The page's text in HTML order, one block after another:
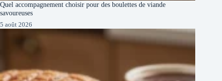
Quel accompagnement choisir pour des boulettes de viande
savoureuses
5 août 2026